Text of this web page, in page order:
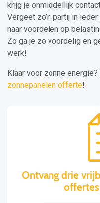
krijg je onmiddellijk
Vergeet zo’n partij in
naar voordelen op
Zo ga je zo voordelig en
werk!
Klaar voor zonne
zonnepanelen offerte!
Ontvang drie